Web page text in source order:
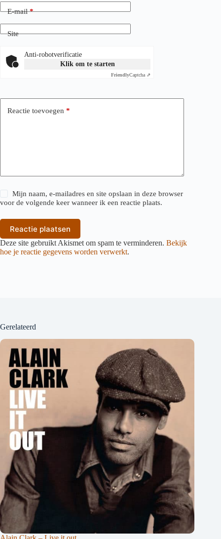
E-mail*
Site
Anti-robotverificatie
Klik om te starten
FriendlyCaptcha ⇗
Reactie toevoegen *
Mijn naam, e-mailadres en site opslaan in deze browser
voor de volgende keer wanneer ik een reactie plaats.
Reactie plaatsen
Deze site gebruikt Akismet om spam te verminderen. Bekijk
hoe je reactie gegevens worden verwerkt.
Gerelateerd